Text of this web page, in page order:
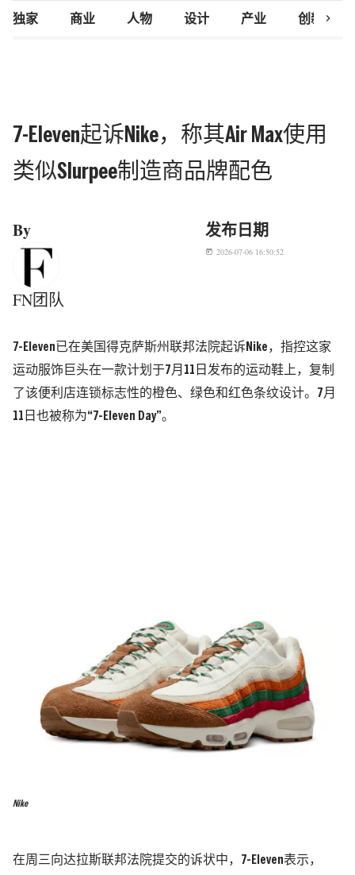
独家 商业 人物 设计 产业 创新研究
chevron_right
7-Eleven起诉Nike，称其Air Max使用
类似Slurpee制造商品牌配色
By
FN团队
发布日期
today 2026-07-06 16:50:52
7-Eleven 已在美国得克萨斯州联邦法院起诉 Nike ，指控这家
运动服饰巨头在一款计划于7 月 11 日发布的运动鞋上，复制
了该便利店连锁标志性的橙色、绿色和红色条纹设计。 7 月
11 日也被称为“7-Eleven Day”。
Nike
在周三向达拉斯联邦法院提交的诉状中， 7-Eleven表示，